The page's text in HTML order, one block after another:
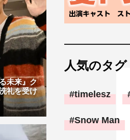
未来』ク
礼を受け
人気のタグ
timelesz
Snow Man